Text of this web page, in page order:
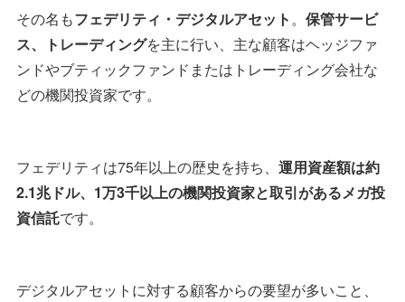
その名もフェデリティ・デジタルアセット。 保管サービ
ス、トレーディングを主に行い、主な顧客はヘッジファ
ンドやブティックファンドまたはトレーディング会社な
どの機関投資家です。
フェデリティは75年以上の歴史を持ち、 運用資産額は約
2.1兆ドル、1万3千以上の機関投資家と取引があるメガ投
資信託です。
デジタルアセットに対する顧客からの要望が多いこと、